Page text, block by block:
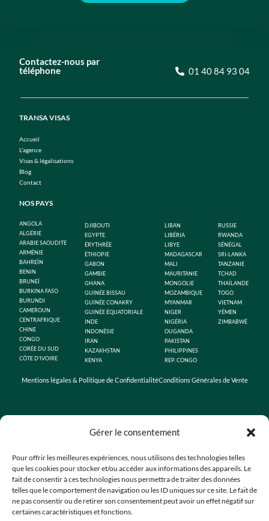
Gérer le consentement
Pour offrir les meilleures expériences, nous utilisons des technologies telles
que les cookies pour stocker et/ou accéder aux informations des appareils. Le
fait de consentir à ces technologies nous permettra de traiter des données
telles que le comportement de navigation ou les ID uniques sur ce site. Le fait de
ne pas consentir ou de retirer son consentement peut avoir un effet négatif sur
certaines caractéristiques et fonctions.
Contactez-nous par
téléphone
01 40 84 93 04
TRANSA VISAS
Accueil
L'agence
Visas & légalisations
Blog
Contact
NOS PAYS
ANGOLA
ALGÉRIE
ARABIE SAOUDITE
ARMÉNIE
BAHREÏN
BENIN
BRUNEÏ
BURKINA FASO
BURUNDI
CAMEROUN
CENTRAFRIQUE
CHINE
CONGO
CORÉE DU SUD
CÔTE D'IVOIRE
DJIBOUTI
EGYPTE
ÉRYTHRÉE
ÉTHIOPIE
GABON
GAMBIE
GHANA
GUINÉE BISSAU
GUINÉE CONAKRY
GUINÉE ÉQUATORIALE
INDE
INDONÉSIE
IRAN
KAZAKHSTAN
KENYA
LIBAN
LIBÉRIA
LIBYE
MADAGASCAR
MALI
MAURITANIE
MONGOLIE
MOZAMBIQUE
MYANMAR
NIGER
NIGÉRIA
OUGANDA
PAKISTAN
PHILIPPINES
REP. CONGO
RUSSIE
RWANDA
SÉNÉGAL
SRI-LANKA
TANZANIE
TCHAD
THAÏLANDE
TOGO
VIETNAM
YÉMEN
ZIMBABWÉ
Mentions légales & Politique de ConfidentialitéConditions Générales de Vente